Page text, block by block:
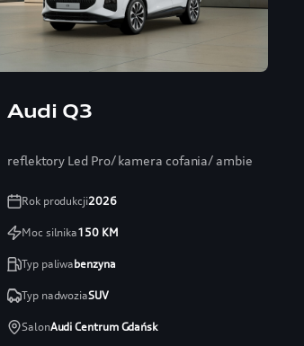
Audi Q3
reflektory Led Pro/ kamera cofania/ ambiente+/
Rok produkcji2026
Moc silnika150KM
Typ paliwabenzyna
Typ nadwoziaSUV
SalonAudi Centrum Gdańsk